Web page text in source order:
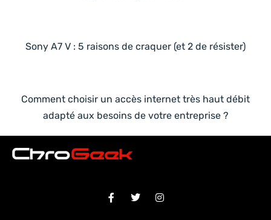
Sony A7 V : 5 raisons de craquer (et 2 de résister)
Comment choisir un accès internet très haut débit
adapté aux besoins de votre entreprise ?